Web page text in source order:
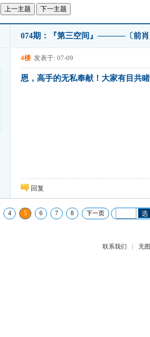
上一主题 下一主题
074期：『第三空间』─────〔前
4楼 发表于: 07-09
恩，高手的无私奉献！大家有目共
回复
4 5 6 7 8 下一页 选
联系我们 | 无